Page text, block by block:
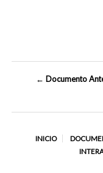
← Documento
INICIO